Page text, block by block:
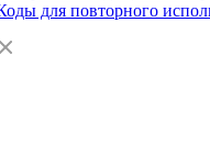
для повторного